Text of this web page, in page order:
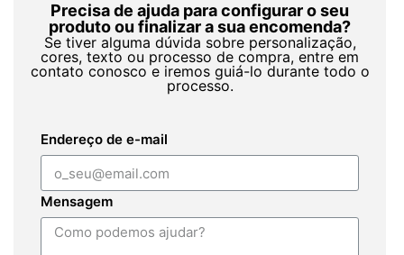
Precisa de ajuda para configurar o seu
produto ou finalizar a sua encomenda?
Se tiver alguma dúvida sobre personalização,
cores, texto ou processo de compra, entre em
contato conosco e iremos guiá-lo durante todo o
processo.
Endereço de e-mail
Mensagem